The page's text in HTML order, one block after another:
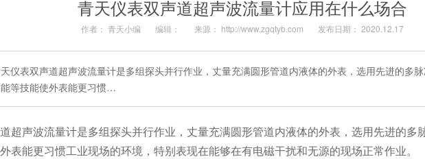
青天仪表双声道超声波流量计应用在什么场合
作者： 青天小编 编辑： 来源： http://www.zgqtyb.com 发布日期： 2020.12.17
仪表双声道超声波流量计是多组探头并行作业，丈量充满圆形管道内液体的外表，选用先进的多
等技能使外表能更习惯…
超声波流量计是多组探头并行作业，丈量充满圆形管道内液体的外表，选用先进的多
表能更习惯工业现场的环境，特别表现在能够在有电磁干扰和无源的现场正常作业。